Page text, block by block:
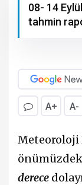
08- 14
tahmin
A+ A-
Meteoroloji
derece